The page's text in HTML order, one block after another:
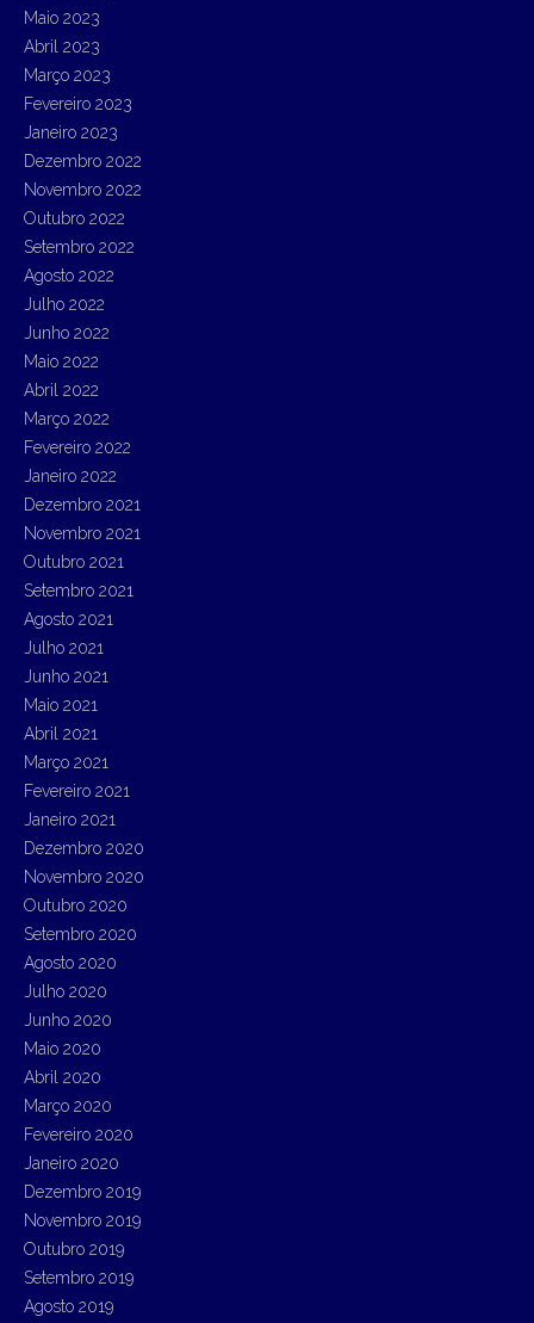
Maio 2023
Abril 2023
Março 2023
Fevereiro 2023
Janeiro 2023
Dezembro 2022
Novembro 2022
Outubro 2022
Setembro 2022
Agosto 2022
Julho 2022
Junho 2022
Maio 2022
Abril 2022
Março 2022
Fevereiro 2022
Janeiro 2022
Dezembro 2021
Novembro 2021
Outubro 2021
Setembro 2021
Agosto 2021
Julho 2021
Junho 2021
Maio 2021
Abril 2021
Março 2021
Fevereiro 2021
Janeiro 2021
Dezembro 2020
Novembro 2020
Outubro 2020
Setembro 2020
Agosto 2020
Julho 2020
Junho 2020
Maio 2020
Abril 2020
Março 2020
Fevereiro 2020
Janeiro 2020
Dezembro 2019
Novembro 2019
Outubro 2019
Setembro 2019
Agosto 2019